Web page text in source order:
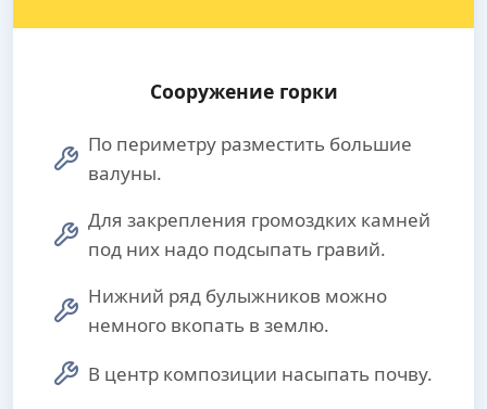
Сооружение горки
По периметру разместить большие
валуны.
Для закрепления громоздких камней
под них надо подсыпать гравий.
Нижний ряд булыжников можно
немного вкопать в землю.
В центр композиции насыпать почву.